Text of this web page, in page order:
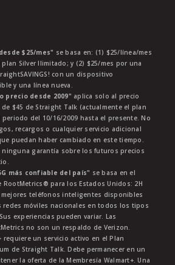
$25/mes" se basa en: (1) $25/línea/mes
Silver Ilimitado; y (2) $25/mes por una
con un dispositivo
y una línea nueva.
precio desde 2009" aplica solo al precio
$45 de Straight Talk (actualmente el plan
del 10/16/2009 hasta el presente. No
recargos o cualquier servicio adicional
puedan haber cambiado en este tiempo.
ninguna garantía sobre los futuros precios
más confiable del país" se basa en el
RootMetrics® para los Estados Unidos: 2H
mejores teléfonos inteligentes disponibles
redes móviles nacionales en todos los tipos
experiencias pueden variar. Las
no son un respaldo de Verizon.
requiere un servicio activo en el Plan
de Straight Talk. Debe permanecer en un
la oferta de la Membresía Walmart+. Una